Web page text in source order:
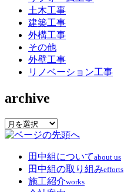
土木工事
建築工事
外構工事
その他
外壁工事
リノベーション工事
archive
archive
田中組についてabout us
田中組の取り組みefforts
施工紹介works